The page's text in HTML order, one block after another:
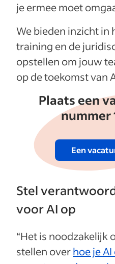
je ermee moet
We bieden inzicht in
training en de
opstellen om jouw
op de toekomst van
Plaats een
nummer
Een
Stel
voor AI op
“Het is noodzakelijk
stellen overhoe je